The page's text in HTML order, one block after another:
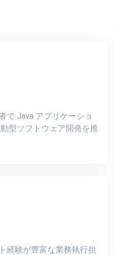
で Java アプリケーショ
型ソフトウェア開発を推
経験が豊富な業務執行担